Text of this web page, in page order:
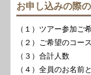
お申し込みの際
（１）ツアー参加ご
（２）ご希望のコー
（３）合計人数
（４）全員のお名前